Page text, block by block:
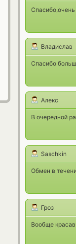
Владислав
Спасибо
Алекс
В очередной
Saschkin
Обмен в
Гроз
Вообще